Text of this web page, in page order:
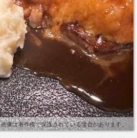
画像は著作権で保護されている場合があります。